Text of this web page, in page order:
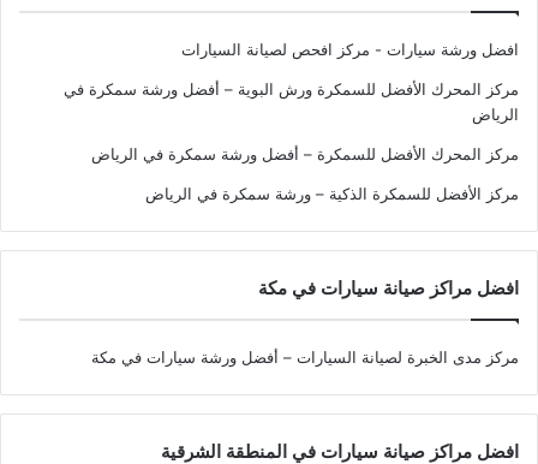
افضل ورشة سيارات - مركز افحص لصيانة السيارات
مركز المحرك الأفضل للسمكرة ورش البوية – أفضل ورشة سمكرة في
الرياض
مركز المحرك الأفضل للسمكرة – أفضل ورشة سمكرة في الرياض
مركز الأفضل للسمكرة الذكية – ورشة سمكرة في الرياض
افضل مراكز صيانة سيارات في مكة
مركز مدى الخبرة لصيانة السيارات – أفضل ورشة سيارات في مكة
افضل مراكز صيانة سيارات في المنطقة الشرقية